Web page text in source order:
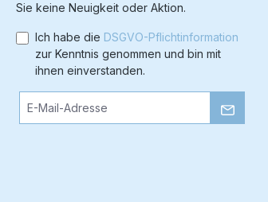
Sie keine Neuigkeit oder Aktion.
Ich habe die DSGVO-Pflichtinformation
zur Kenntnis genommen und bin mit
ihnen einverstanden.